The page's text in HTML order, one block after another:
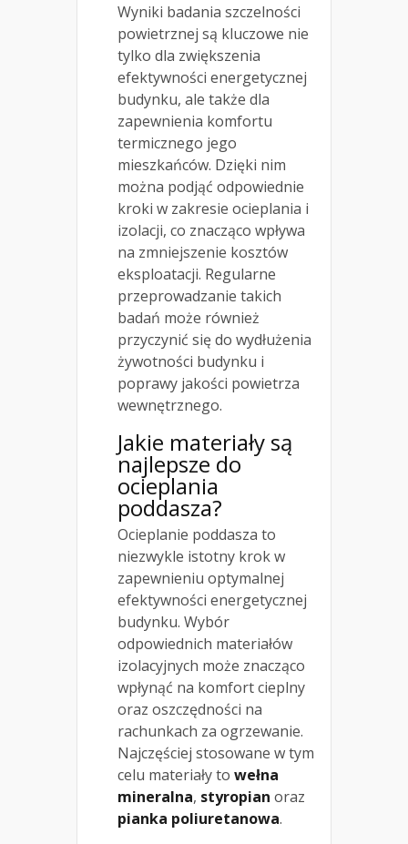
Wyniki badania szczelności
powietrznej są kluczowe nie
tylko dla zwiększenia
efektywności energetycznej
budynku, ale także dla
zapewnienia komfortu
termicznego jego
mieszkańców. Dzięki nim
można podjąć odpowiednie
kroki w zakresie ocieplania i
izolacji, co znacząco wpływa
na zmniejszenie kosztów
eksploatacji. Regularne
przeprowadzanie takich
badań może również
przyczynić się do wydłużenia
żywotności budynku i
poprawy jakości powietrza
wewnętrznego.
Jakie materiały są
najlepsze do
ocieplania
poddasza?
Ocieplanie poddasza to
niezwykle istotny krok w
zapewnieniu optymalnej
efektywności energetycznej
budynku. Wybór
odpowiednich materiałów
izolacyjnych może znacząco
wpłynąć na komfort cieplny
oraz oszczędności na
rachunkach za ogrzewanie.
Najczęściej stosowane w tym
celu materiały to wełna
mineralna, styropian oraz
pianka poliuretanowa.